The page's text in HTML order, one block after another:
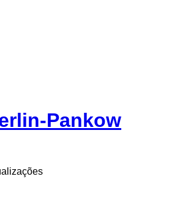
Pankow